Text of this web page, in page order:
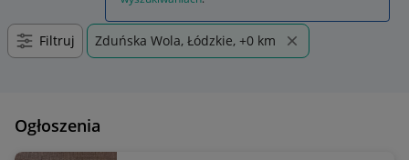
Filtruj Zduńska Wola, Łódzkie, +0 km
Ogłoszenia